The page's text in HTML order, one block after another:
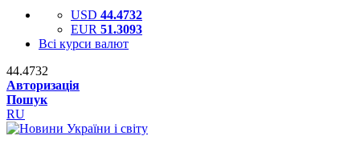
USD 44.4732
EUR 51.3093
Всі курси валют
44.4732
Авторизація
Пошук
RU